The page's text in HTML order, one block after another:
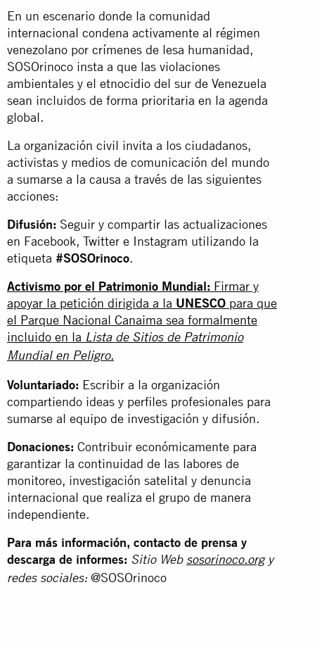
En un escenario donde la comunidad
internacional condena activamente al régimen
venezolano por crímenes de lesa humanidad,
SOSOrinoco insta a que las violaciones
ambientales y el etnocidio del sur de Venezuela
sean incluidos de forma prioritaria en la agenda
global.
La organización civil invita a los ciudadanos,
activistas y medios de comunicación del mundo
a sumarse a la causa a través de las siguientes
acciones:
Difusión: Seguir y compartir las actualizaciones
en Facebook, Twitter e Instagram utilizando la
etiqueta #SOSOrinoco.
Activismo por el Patrimonio Mundial: Firmar y
apoyar la petición dirigida a la UNESCO para que
el Parque Nacional Canaima sea formalmente
incluido en la Lista de Sitios de Patrimonio
Mundial en Peligro.
Voluntariado: Escribir a la organización
compartiendo ideas y perfiles profesionales para
sumarse al equipo de investigación y difusión.
Donaciones: Contribuir económicamente para
garantizar la continuidad de las labores de
monitoreo, investigación satelital y denuncia
internacional que realiza el grupo de manera
independiente.
Para más información, contacto de prensa y
descarga de informes: Sitio Web sosorinoco.orgy
redes sociales: @SOSOrinoco